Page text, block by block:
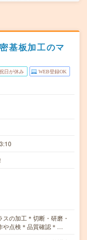
基板加工のマ
日が休み WEB登録OK
の加工＊切断・研磨・
や点検＊品質確認＊…